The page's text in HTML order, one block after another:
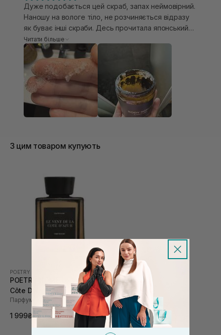
Дуже подобається цей скраб, запах неймовірний.
Наношу на вологе тіло, не розчиняється відразу
як буває інші скраби. Десь прочитала японський
секрет краси, що запах «старості» йде від
задньої поверхні ший і за вухами, ці ділянки також
пропрацюьовую, і відмітила гарний результат.
Читати більше
З цим товаром купують
POETRY HOME POETRY HOME LE VENT DE LA CÔTE D’AZUR
POETRY HOME Le Vent De La
Côte D’azur (cube) 100 мл
Парфумований дифузор
1 999₴